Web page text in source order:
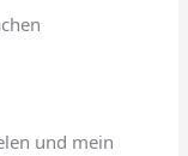
und mein